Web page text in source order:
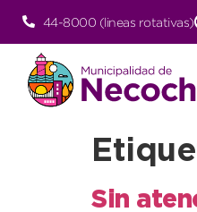
44-8000 (lineas rotativas)
Sin